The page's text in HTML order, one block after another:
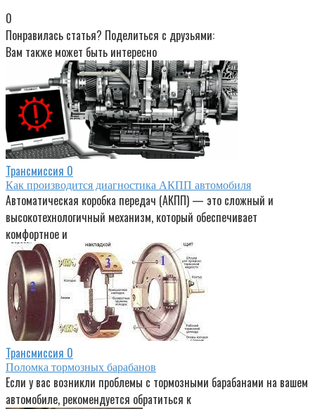
0
Понравилась статья? Поделиться с друзьями:
Вам также может быть интересно
Трансмиссия 0
Как производится диагностика АКПП автомобиля
Автоматическая коробка передач (АКПП) — это сложный и
высокотехнологичный механизм, который обеспечивает
комфортное и
Трансмиссия 0
Поломка тормозных барабанов
Если у вас возникли проблемы с тормозными барабанами на вашем
автомобиле, рекомендуется обратиться к